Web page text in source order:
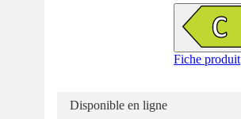
Fiche produit
Disponible en ligne